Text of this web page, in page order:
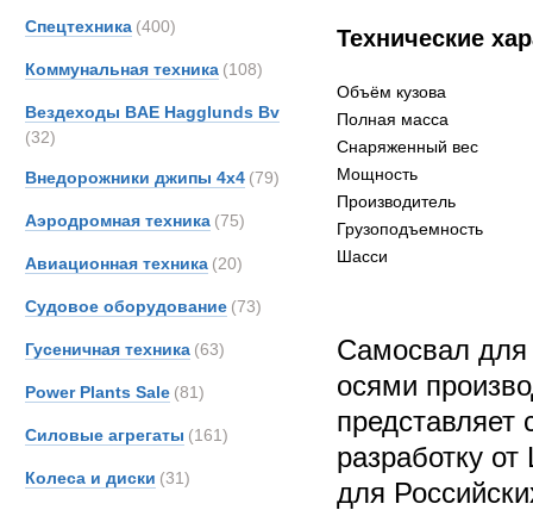
Спецтехника (400)
Коммунальная техника (108)
Вездеходы BAE Hagglunds Bv
(32)
Внедорожники джипы 4х4 (79)
Аэродромная техника (75)
Авиационная техника (20)
Судовое оборудование (73)
Гусеничная техника (63)
Power Plants Sale (81)
Силовые агрегаты (161)
Колеса и диски (31)
Технические
Объём кузова
Полная масса
Снаряженный вес
Мощность
Производитель
Грузоподъемность
Шасси
Самосвал для
осями
представляет
разработку
для